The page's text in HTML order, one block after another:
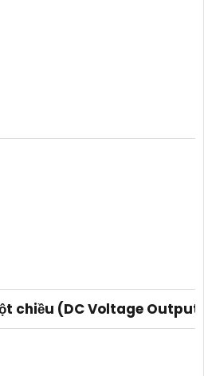
chiều (DC Voltage